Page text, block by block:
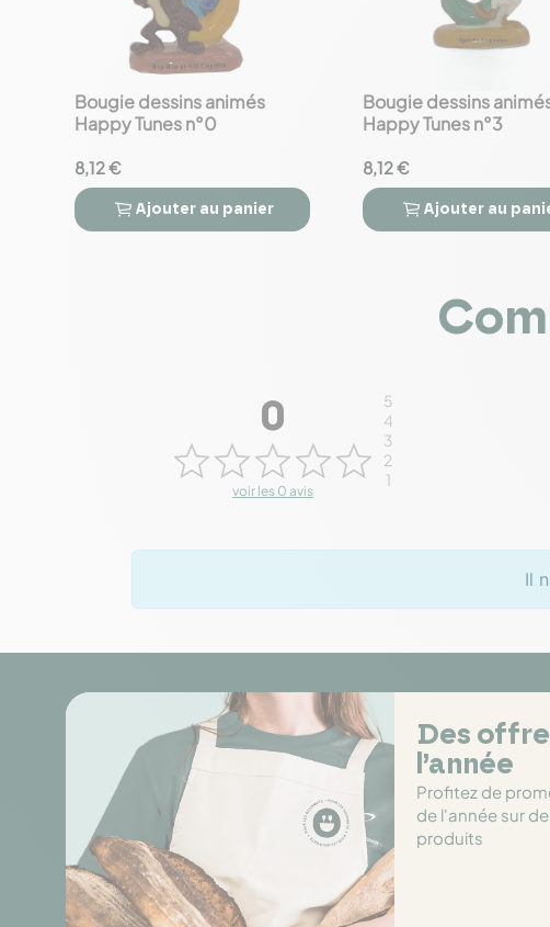
favorite_border
Bougie dessins animés
Happy Tunes n°0
8,12 €
 
Ajouter au panier
favorite_border
Bougie dessins
Happy Tunes n°3
8,12 €
 
Ajouter au
0
voir les 0 avis
5
4
3
2
1
Il
Des
l’année
Profitez de
de l'année sur
produits